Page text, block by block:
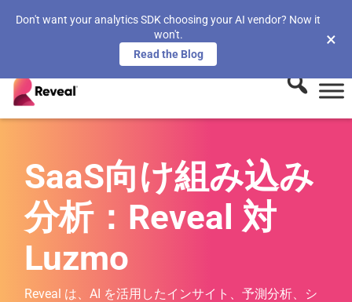
Don't want your analytics SDK choosing your AI vendor? Now it
won't.
Read the Blog
×
SaaS向け組み込み
分析：Reveal 対
Luzmo
Reveal は、AI を活用したインサイト、予測分析、シ